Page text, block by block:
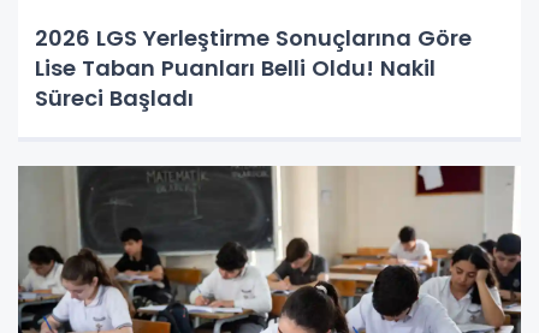
2026 LGS Yerleştirme Sonuçlarına Göre
Lise Taban Puanları Belli Oldu! Nakil
Süreci Başladı